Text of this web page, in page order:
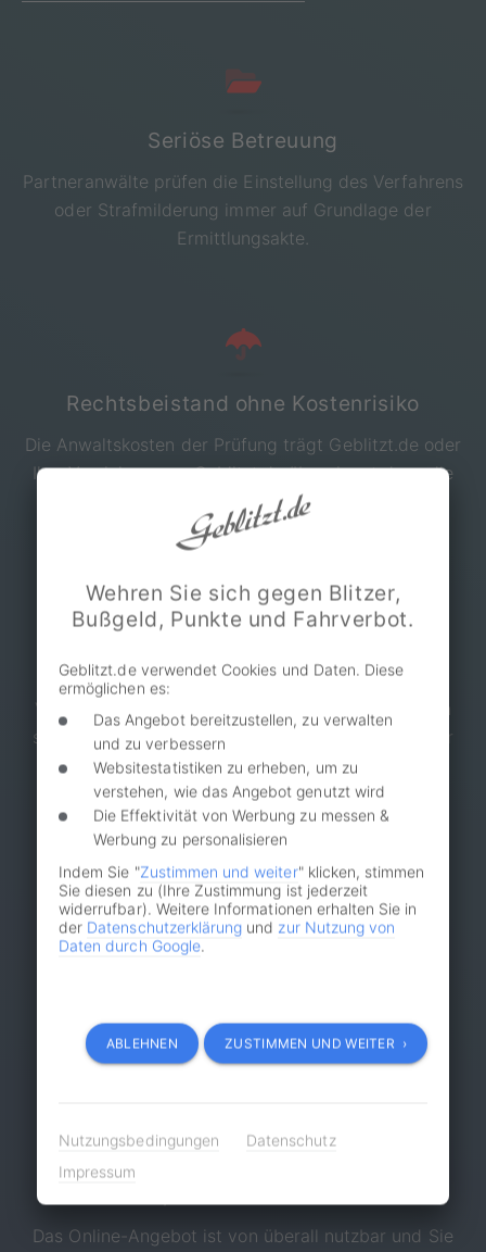
Seriöse Betreuung
Partneranwälte prüfen die Einstellung des Verfahrens
oder Strafmilderung immer auf Grundlage der
Ermittlungsakte.
Rechtsbeistand ohne Kostenrisiko
Die Anwaltskosten der Prüfung trägt Geblitzt.de oder
Ihre Versicherung - Geblitzt.de übernimmt dann die
Selbstbeteiligung.
Erfahrene Verkehrsrechtsanwälte
Verkehrsrechtsanwälte der Partnerkanzleien haben
seit 2013 über 350.000 Fälle deutschlandweit über
Geblitzt.de betreut.
Keine versteckten Kosten
ausdrücklichen Zustimmung.
Das Online-Angebot ist von überall nutzbar und Sie
Wehren Sie sich gegen Blitzer,
Bußgeld, Punkte und Fahrverbot.
Geblitzt.de verwendet Cookies und Daten. Diese
ermöglichen es:
Das Angebot bereitzustellen, zu verwalten
und zu verbessern
Websitestatistiken zu erheben, um zu
verstehen, wie das Angebot genutzt wird
Die Effektivität von Werbung zu messen &
Werbung zu personalisieren
Indem Sie "Zustimmen und weiter" klicken, stimmen
Sie diesen zu (Ihre Zustimmung ist jederzeit
widerrufbar). Weitere Informationen erhalten Sie in
der Datenschutzerklärung und zur Nutzung von
Daten durch Google.
ABLEHNEN ZUSTIMMEN UND WEITER ›
Nutzungsbedingungen
Datenschutz
Impressum